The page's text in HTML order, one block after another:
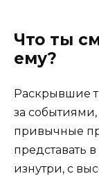
Что ты
ему?
Раскрывшие
за
привычные
представать
изнутри, с